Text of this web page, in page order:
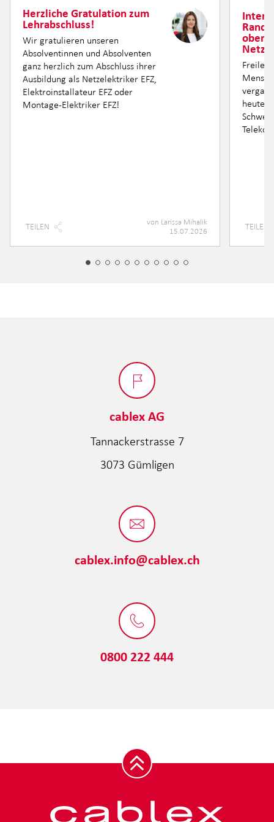
Herzliche Gratulation zum
Lehrabschluss!
Wir gratulieren unseren
Absolventinnen und Absolventen
ganz herzlich zum Abschluss ihrer
Ausbildung als Netzelektriker EFZ,
Elektroinstallateur EFZ oder
Montage-Elektriker EFZ!
TEILEN von Larissa Mihalik
15.07.2026
heute
TEILEN
cablex AG
Tannackerstrasse 7
3073 Gümligen
cablex.info@cablex.ch
0800 222 444